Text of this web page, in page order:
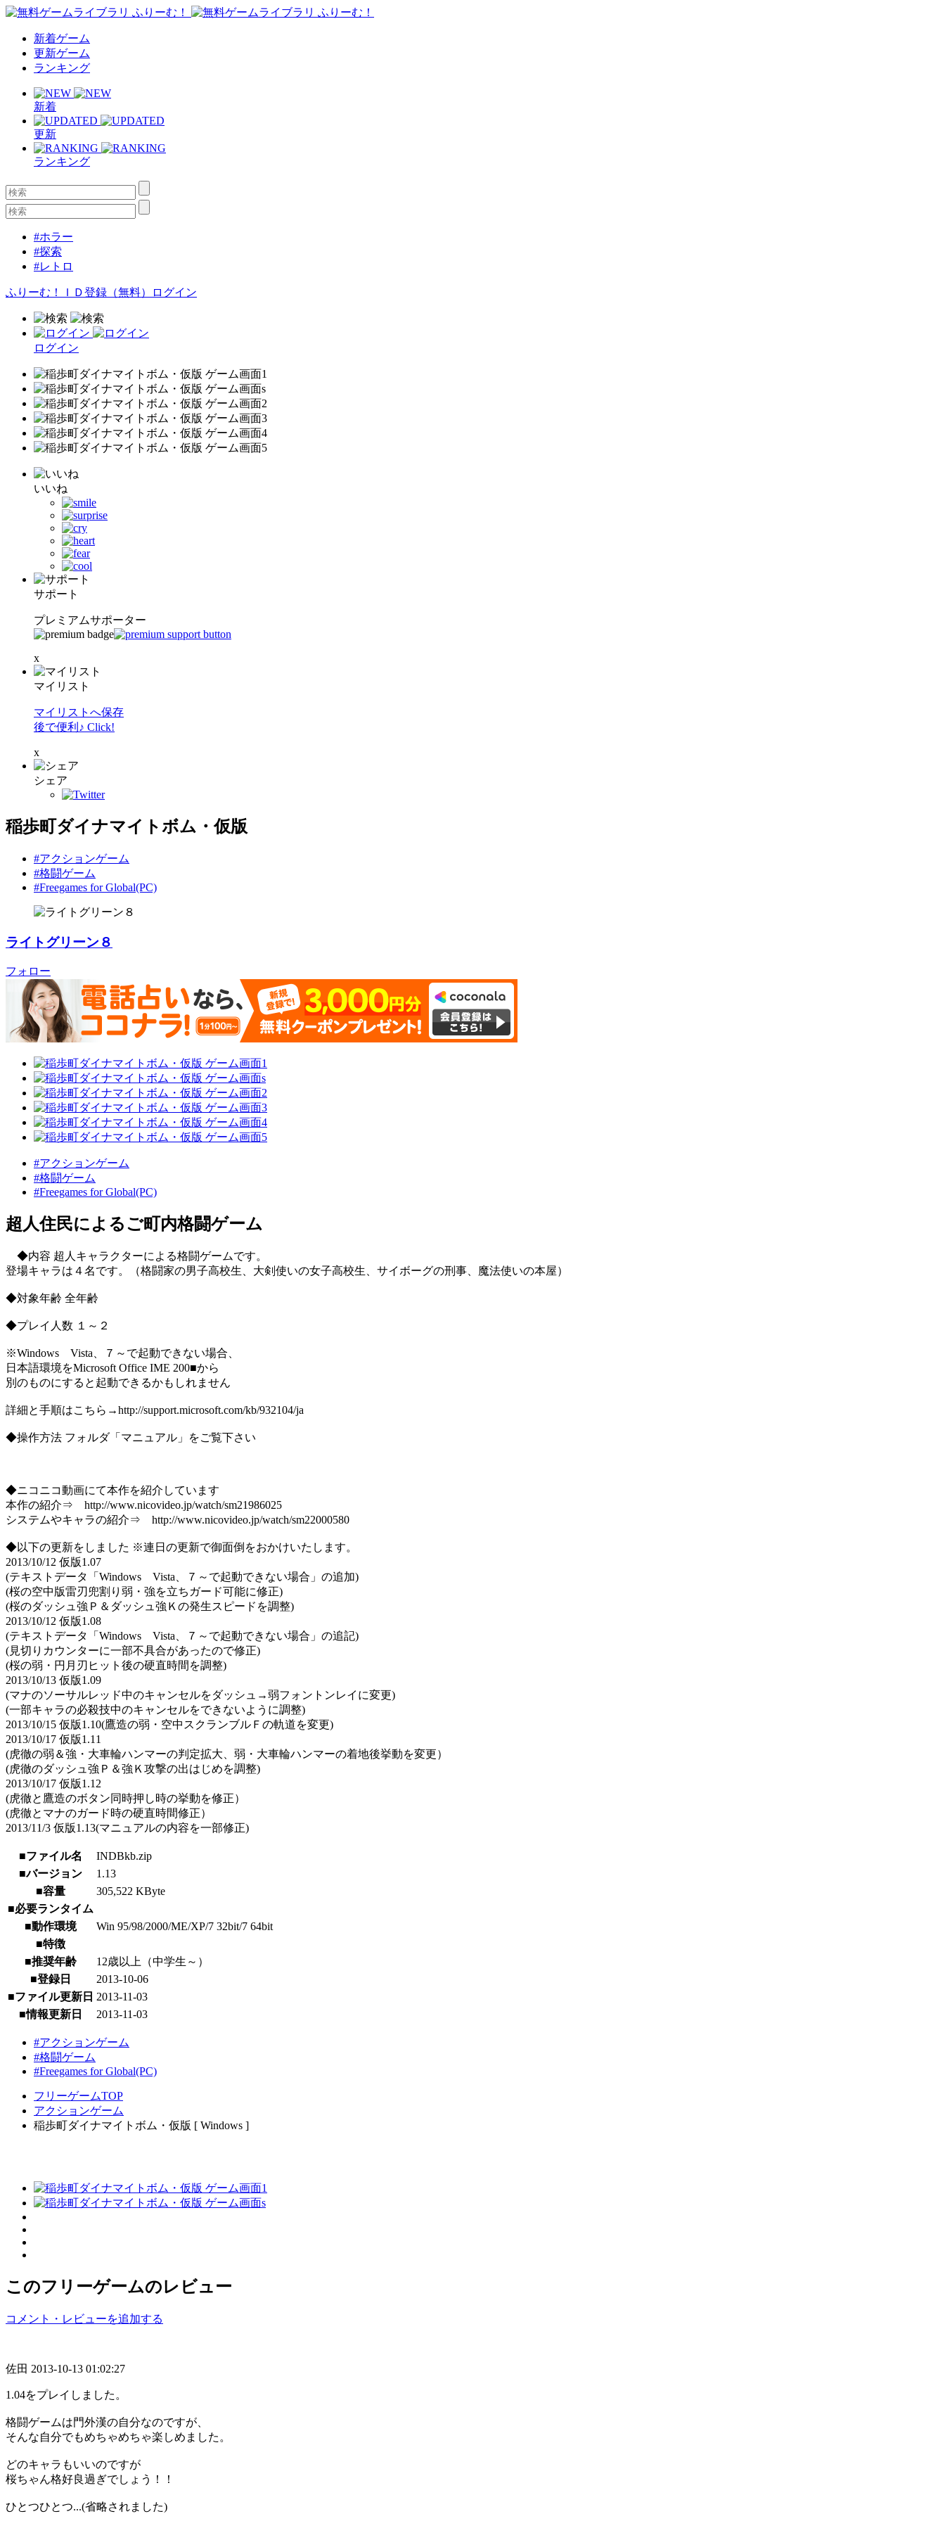
新着ゲーム
更新ゲーム
ランキング
新着
更新
ランキング
#ホラー
#探索
#レトロ
ふりーむ！ＩＤ登録（無料） ログイン
ログイン
いいね
サポート
プレミアムサポーター
x
マイリスト
マイリストへ保存
後で便利♪ Click!
x
シェア
稲歩町ダイナマイトボム・仮版
#アクションゲーム
#格闘ゲーム
#Freegames for Global(PC)
ライトグリーン８
フォロー
#アクションゲーム
#格闘ゲーム
#Freegames for Global(PC)
超人住民によるご町内格闘ゲーム
◆内容 超人キャラクターによる格闘ゲームです。
登場キャラは４名です。（格闘家の男子高校生、大剣使いの女子高校生、サイボーグの刑事、魔法使いの本屋）
◆対象年齢 全年齢
◆プレイ人数 １～２
※Windows Vista、７～で起動できない場合、
日本語環境をMicrosoft Office IME 200■から
別のものにすると起動できるかもしれません
詳細と手順はこちら→http://support.microsoft.com/kb/932104/ja
◆操作方法 フォルダ「マニュアル」をご覧下さい
◆ニコニコ動画にて本作を紹介しています
本作の紹介⇒ http://www.nicovideo.jp/watch/sm21986025
システムやキャラの紹介⇒ http://www.nicovideo.jp/watch/sm22000580
◆以下の更新をしました ※連日の更新で御面倒をおかけいたします。
2013/10/12 仮版1.07
(テキストデータ「Windows Vista、７～で起動できない場合」の追加)
(桜の空中版雷刃兜割り弱・強を立ちガード可能に修正)
(桜のダッシュ強Ｐ＆ダッシュ強Ｋの発生スピードを調整)
2013/10/12 仮版1.08
(テキストデータ「Windows Vista、７～で起動できない場合」の追記)
(見切りカウンターに一部不具合があったので修正)
(桜の弱・円月刃ヒット後の硬直時間を調整)
2013/10/13 仮版1.09
(マナのソーサルレッド中のキャンセルをダッシュ→弱フォントンレイに変更)
(一部キャラの必殺技中のキャンセルをできないように調整)
2013/10/15 仮版1.10(鷹造の弱・空中スクランブルＦの軌道を変更)
2013/10/17 仮版1.11
(虎徹の弱＆強・大車輪ハンマーの判定拡大、弱・大車輪ハンマーの着地後挙動を変更）
(虎徹のダッシュ強Ｐ＆強Ｋ攻撃の出はじめを調整)
2013/10/17 仮版1.12
(虎徹と鷹造のボタン同時押し時の挙動を修正）
(虎徹とマナのガード時の硬直時間修正）
2013/11/3 仮版1.13(マニュアルの内容を一部修正)
■ファイル名
INDBkb.zip
■バージョン
1.13
■容量
305,522 KByte
■必要ランタイム
■動作環境
Win 95/98/2000/ME/XP/7 32bit/7 64bit
■特徴
■推奨年齢
12歳以上（中学生～）
■登録日
2013-10-06
■ファイル更新日 2013-11-03
■情報更新日
2013-11-03
#アクションゲーム
#格闘ゲーム
#Freegames for Global(PC)
フリーゲームTOP
アクションゲーム
稲歩町ダイナマイトボム・仮版 [ Windows ]
このフリーゲームのレビュー
コメント・レビューを追加する
佐田 2013-10-13 01:02:27
1.04をプレイしました。
格闘ゲームは門外漢の自分なのですが、
そんな自分でもめちゃめちゃ楽しめました。
どのキャラもいいのですが
桜ちゃん格好良過ぎでしょう！！
ひとつひとつ...(省略されました)